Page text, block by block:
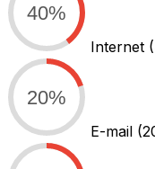
40%
Internet
20%
E-mail